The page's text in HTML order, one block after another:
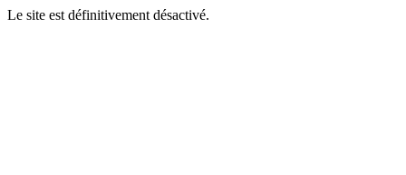
Le site est définitivement désactivé.